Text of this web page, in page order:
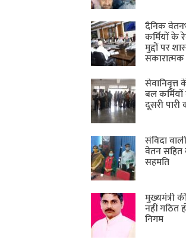
दैनिक
कर्मियों के
मुद्दों पर
सकारात्मक
सेवानिवृत्त
बल
दूसरी
संविदा
वेतन
सहमति
मुख्यमंत्री
नहीं गठित
निगम